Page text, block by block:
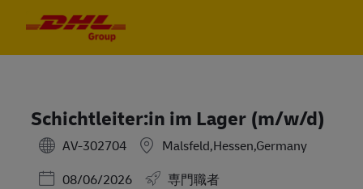
Schichtleiter:in im Lager (m/w/d)
AV-302704
Malsfeld,Hessen,Germany
Posted Date
08/06/2026
専門職者